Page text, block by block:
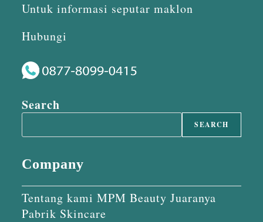
Untuk informasi seputar maklon
Hubungi
Search
SEARCH
Company
Tentang kami MPM Beauty Juaranya
Pabrik Skincare